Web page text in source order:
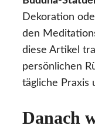
Dekoration
den
diese Artikel
persönlichen
tägliche Praxis
Danach